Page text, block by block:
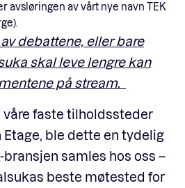
avsløringen av vårt nye navn TEK
debattene, eller bare
skal leve lengre kan
på stream.
våre faste tilholdssteder
Etage, ble dette en tydelig
samles hos oss –
beste møtested for